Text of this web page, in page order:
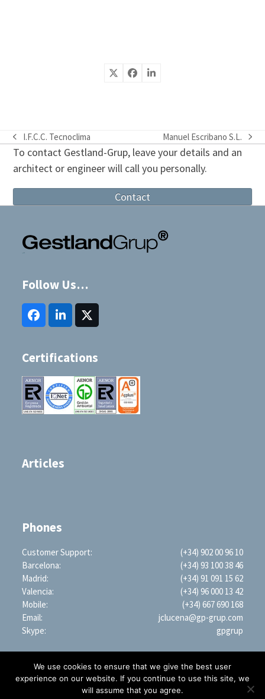
previous
post:
I.F.C.C. Tecnoclima
next
post:
Manuel Escribano S.L.
To contact Gestland-Grup, leave your details and an
architect or engineer will call you personally.
Contact
Follow Us…
FacebookLinkedInTwitter
(deprecated)
Certifications
Articles
Phones
Customer Support:
(+34) 902 00 96 10
Barcelona:
(+34) 93 100 38 46
Madrid:
(+34) 91 091 15 62
Valencia:
(+34) 96 000 13 42
Mobile:
(+34) 667 690 168
Email:
jclucena@gp-grup.com
Skype:
gpgrup
PROFESSIONAL SEARCH ENGINE WORLDWIDE (LLC)
We use cookies to ensure that we give the best user
experience on our website. If you continue to use this site, we
will assume that you agree.